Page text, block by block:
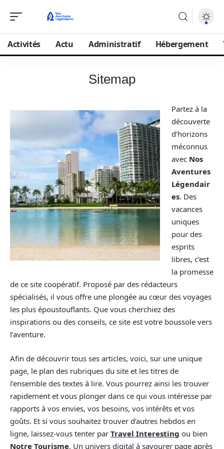
Activités Actu Administratif Hébergement
Sitemap
Partez à la
découverte
d’horizons
méconnus
avec Nos
Aventures
Légendair
es. Des
vacances
uniques
pour des
esprits
libres, c’est
la promesse
de ce site coopératif. Proposé par des rédacteurs
spécialisés, il vous offre une plongée au cœur des voyages
les plus époustouflants. Que vous cherchiez des
inspirations ou des conseils, ce site est votre boussole vers
l’aventure.
Afin de découvrir tous ses articles, voici, sur une unique
page, le plan des rubriques du site et les titres de
l’ensemble des textes à lire. Vous pourrez ainsi les trouver
rapidement et vous plonger dans ce qui vous intéresse par
rapports à vos envies, vos besoins, vos intérêts et vos
goûts. Et si vous souhaitez trouver d’autres hebdos en
ligne, laissez-vous tenter par Travel Interesting ou bien
Notre Tourisme. Un univers digital à savourer page après